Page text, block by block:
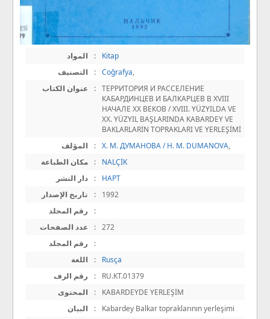
المواد :
Kitap
التصنيف
: Coğrafya,
عنوان الكتاب
: ТЕРРИТОРИЯ И РАССЕЛЕНИЕ
КАБАРДИНЦЕВ И БАЛКАРЦЕВ В XVIII
НАЧАЛЕ XX ВЕКОВ / XVIII. YÜZYILDA VE
XX. YÜZYIL BAŞLARINDA KABARDEY VE
BAKLARLARIN TOPRAKLARI VE YERLEŞİMİ
المؤلف
: Х. М. ДУМАНОВА / H. M. DUMANOVA,
مكان الطباعة
:
NALÇİK
دار النشر
:
НАРТ
تاريخ الإصدار
:
1992
رقم المجلد
:
عدد الصفحات
: 272
رقم المجلد
:
اللغة
:
Rusça
رقم الرف
:
RU.KT.01379
المحتوى
:
KABARDEYDE YERLEŞİM
البيان
: Kabardey Balkar topraklarının yerleşimi